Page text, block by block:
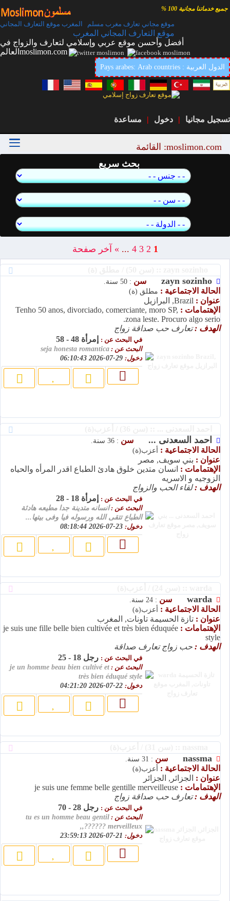
جميع خدماتنا مجانية 100 %
موقع مجاني تعارف مغرب مسلم المغرب موقع التعارف المجاني
موقع التعارف المجاني المغرب
أفضل وأحسن موقع عربي وإسلامي لتعارف والزواج في
العالمmoslimon.com
Pays arabes: Arab countries : الدول العربية
تسجيل مجانيا | دخول | مساعدة
moslimon.com: القائمة
بحث سريع
1
2
3
4
...
» آخر صفحة
zayn sozinho سن : 50 سنة.
الحالة الاجتماعية : مطلق (ة)
عنوان : Brazil, البرازيل
الإهتمامات : Tenho 50 anos, divorciado, comerciante, moro SP,
zona leste. Procuro algo serio.
الهدف :تعارف حب صداقة زواج
في البحث عن : إمرأة 48 - 58
البحث عن : seja honesta romantica
دخول:
احمد السعدنى ... سن : 36 سنة.
الحالة الاجتماعية : أعزب(ة)
عنوان : بني سويف, مصر
الإهتمامات : انسان متدين خلوق هادئ الطباع اقدر المرأه والحياه
الزوجيه و الاسريه
الهدف :لقاء الحب والزواج
في البحث عن : إمرأة 18 - 28
البحث عن :انسانه متدينة جدا مطيعه هادئة
الطباع تتقى الله ورسوله فيا وفى بيتها...
دخول:
warda سن : 24 سنة.
الحالة الاجتماعية : أعزب(ة)
عنوان : تازة الحسيمة تاونات, المغرب
الإهتمامات : je suis une fille belle bien cultivée et très bien éduquée
style
الهدف : حب زواج تعارف صداقة
في البحث عن : رجل 18 - 25
البحث عن : je un homme beau bien cultivé et
très bien éduqué style
دخول:
nassma سن : 31 سنة.
الحالة الاجتماعية : أعزب(ة)
عنوان : الجزائر, الجزائر
الإهتمامات : je suis une femme belle gentille merveilleuse
الهدف :تعارف حب صداقة زواج
في البحث عن : رجل 28 - 70
البحث عن : tu es un homme beau gentil
merveilleux ??????,,
دخول: